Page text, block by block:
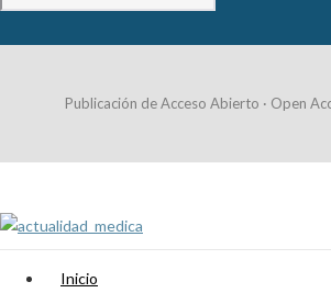
Publicación de Acceso Abierto · Open
Inicio